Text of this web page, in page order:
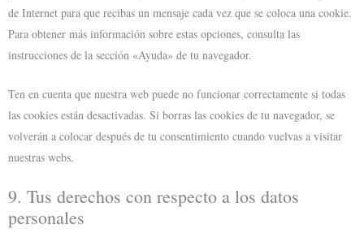
de Internet para que recibas un mensaje cada vez que se coloca una cookie.
Para obtener más información sobre estas opciones, consulta las
instrucciones de la sección «Ayuda» de tu navegador.
Ten en cuenta que nuestra web puede no funcionar correctamente si todas
las cookies están desactivadas. Si borras las cookies de tu navegador, se
volverán a colocar después de tu consentimiento cuando vuelvas a visitar
nuestras webs.
9. Tus derechos con respecto a los datos
personales